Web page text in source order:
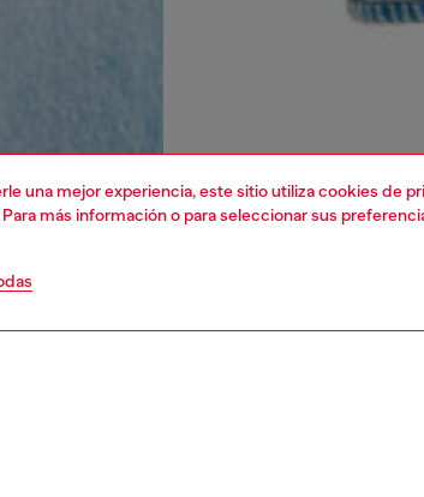
una mejor experiencia, este sitio utiliza cookies de
más información o para seleccionar sus